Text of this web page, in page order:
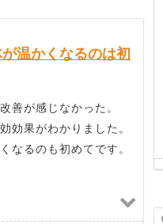
温かくなるのは初
善が感じなかった。
効果がわかりました。
なるのも初めてです。